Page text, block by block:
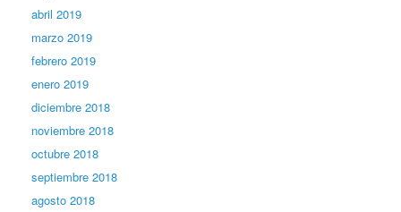
abril 2019
marzo 2019
febrero 2019
enero 2019
diciembre 2018
noviembre 2018
octubre 2018
septiembre 2018
agosto 2018